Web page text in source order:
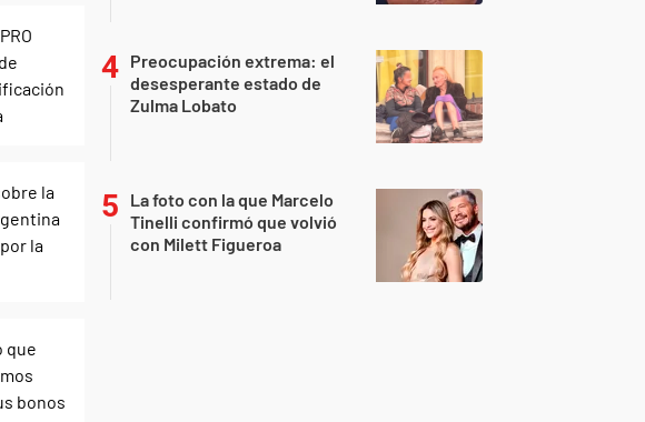
Preocupación extrema: el
desesperante estado de
Zulma Lobato
La foto con la que Marcelo
Tinelli confirmó que volvió
con Milett Figueroa